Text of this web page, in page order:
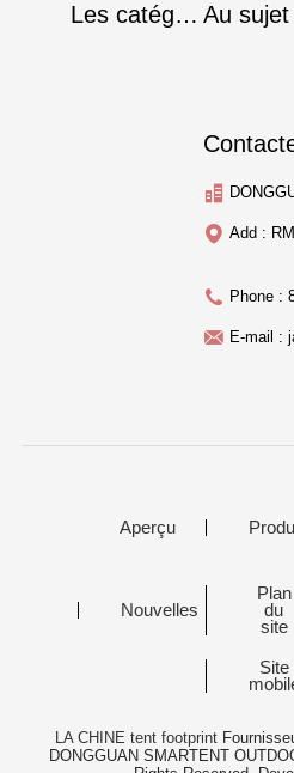
Les catégories
Add :
Phone :
E-mail :
Aperçu
Nouvelles
Plan
du
site
Site
LA CHINE tent footprint
DONGGUAN SMARTENT